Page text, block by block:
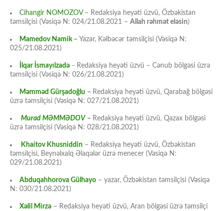
Cihangir NOMOZOV– Redaksiya heyəti üzvü, Özbəkistan
təmsilçisi (Vəsiqə N: 024/21.08.2021 – Allah rəhmət eləsin)
Mamedov Namik– Yazar, Kəlbəcər təmsilçisi (Vəsiqə N:
025/21.08.2021)
İlqar İsmayılzadə – Redaksiya heyəti üzvü – Cənub bölgəsi üzrə
təmsilçisi (Vəsiqə N: 026/21.08.2021)
Məmməd Gürşadoğlu – Redaksiya heyəti üzvü, Qarabağ bölgəsi
üzrə təmsilçisi (Vəsiqə N: 027/21.08.2021)
Murad MƏMMƏDOV – Redaksiya heyəti üzvü, Qazax bölgəsi
üzrə təmsilçisi (Vəsiqə N: 028/21.08.2021)
Khaitov Khusniddin – Redaksiya heyəti üzvü, Özbəkistan
təmsilçisi, Beynəlxalq Əlaqələr üzrə menecer (Vəsiqə N:
029/21.08.2021)
Abduqahhorova Gülhayo – yazar, Özbəkistan təmsilçisi (Vəsiqə
N: 030/21.08.2021)
Xəlil Mirzə – Redaksiya heyəti üzvü, Aran bölgəsi üzrə təmsilçi